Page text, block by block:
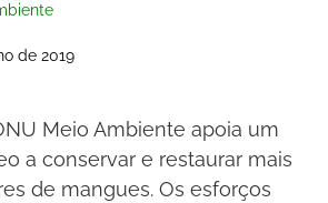
de 2019
Meio Ambiente apoia um
a conservar e restaurar mais
de mangues. Os esforços